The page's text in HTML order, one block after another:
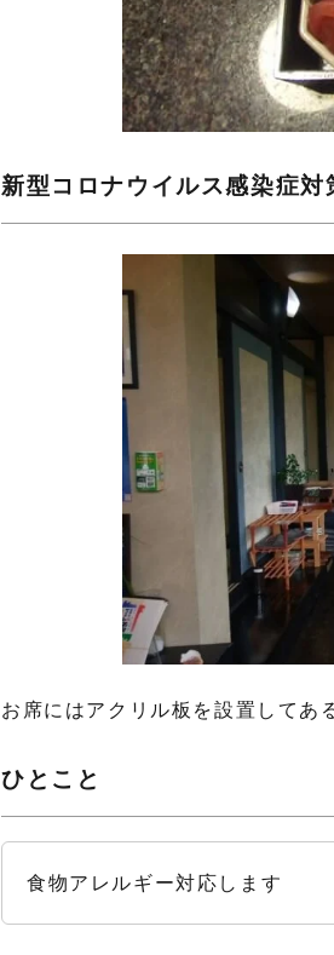
新型コロナウイルス感染症対
お席にはアクリル板を設置してあ
ひとこと
食物アレルギー対応します